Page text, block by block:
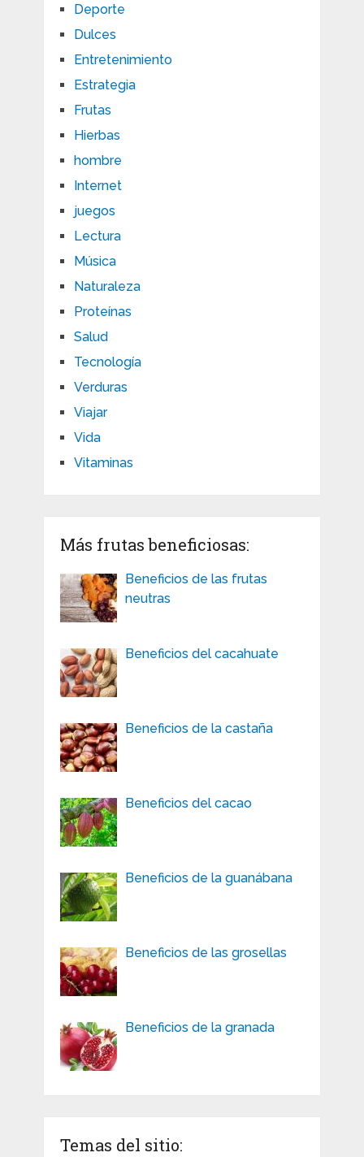
Deporte
Dulces
Entretenimiento
Estrategia
Frutas
Hierbas
hombre
Internet
juegos
Lectura
Música
Naturaleza
Proteínas
Salud
Tecnología
Verduras
Viajar
Vida
Vitaminas
Más frutas beneficiosas:
Beneficios de las frutas
neutras
Beneficios del cacahuate
Beneficios de la castaña
Beneficios del cacao
Beneficios de la guanábana
Beneficios de las grosellas
Beneficios de la granada
Temas del sitio: